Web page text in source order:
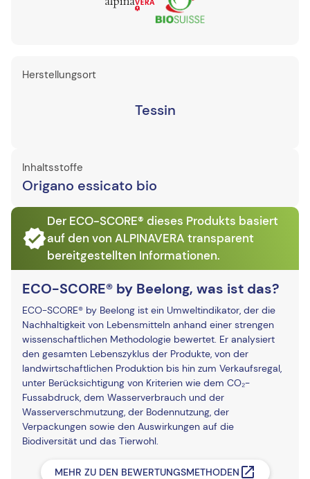
Herstellungsort
Tessin
Inhaltsstoffe
Origano essicato bio
Der ECO-SCORE® dieses Produkts basiert
auf den von ALPINAVERA transparent
bereitgestellten Informationen.
ECO-SCORE® by Beelong, was ist das?
ECO-SCORE® by Beelong ist ein Umweltindikator, der die
Nachhaltigkeit von Lebensmitteln anhand einer strengen
wissenschaftlichen Methodologie bewertet. Er analysiert
den gesamten Lebenszyklus der Produkte, von der
landwirtschaftlichen Produktion bis hin zum Verkaufsregal,
unter Berücksichtigung von Kriterien wie dem CO₂-
Fussabdruck, dem Wasserverbrauch und der
Wasserverschmutzung, der Bodennutzung, der
Verpackungen sowie den Auswirkungen auf die
Biodiversität und das Tierwohl.
MEHR ZU DEN BEWERTUNGSMETHODEN